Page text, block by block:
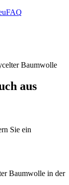
FAQ
Baumwolle
aus
Sie ein